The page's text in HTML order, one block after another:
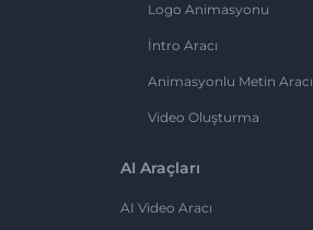
Logo Animasyonu
İntro Aracı
Animasyonlu Metin Aracı
Video Oluşturma
AI Araçları
AI Video Aracı